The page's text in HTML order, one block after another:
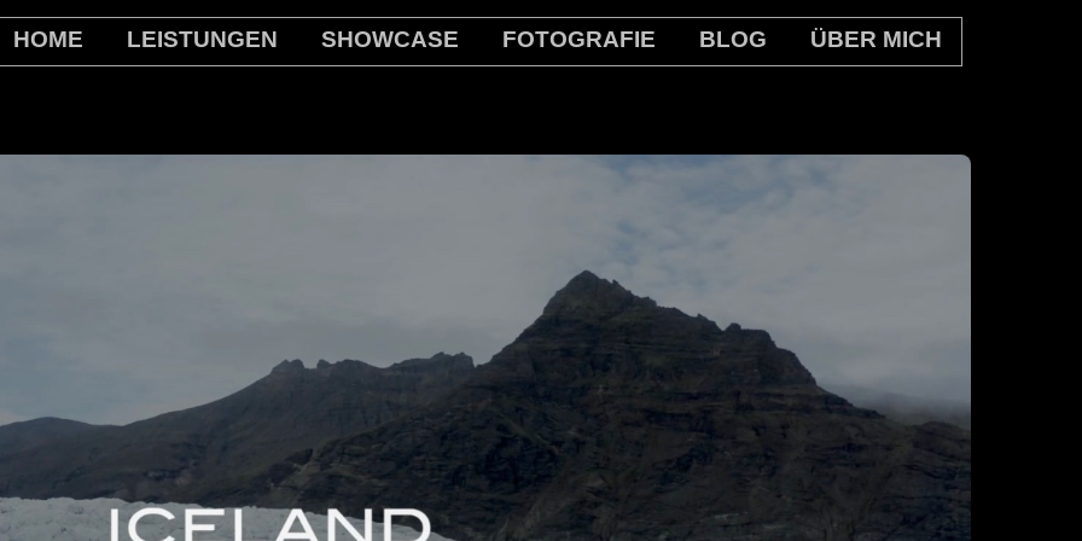
HOME LEISTUNGEN SHOWCASE FOTOGRAFIE BLOG ÜBER MICH